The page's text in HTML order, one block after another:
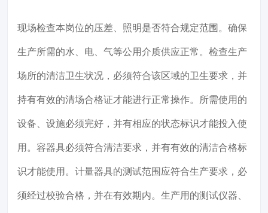
现场检查本岗位的压差、照明是否符合规定范围。确保
生产所需的水、电、气等公用介质供应正常。检查生产
场所的清洁卫生状况，必须符合该区域的卫生要求，并
持有有效的清场合格证才能进行正常操作。所需使用的
设备、设施必须完好，并有相应的状态标识才能投入使
用。容器具必须符合清洁要求，并有有效的清洁合格标
识才能使用。计量器具的测试范围应符合生产要求，必
须经过校验合格，并在有效期内。生产用的测试仪器、